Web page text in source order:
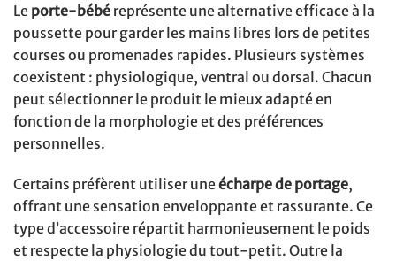
Le porte-bébé représente une alternative efficace à la
poussette pour garder les mains libres lors de petites
courses ou promenades rapides. Plusieurs systèmes
coexistent : physiologique, ventral ou dorsal. Chacun
peut sélectionner le produit le mieux adapté en
fonction de la morphologie et des préférences
personnelles.
Certains préfèrent utiliser uneécharpe de portage,
offrant une sensation enveloppante et rassurante. Ce
type d’accessoire répartit harmonieusement le poids
et respecte la physiologie du tout-petit. Outre la